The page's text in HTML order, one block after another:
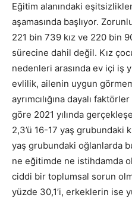
Eğitim alanındaki
aşamasında başlıyor.
221 bin 739 kız ve 220 bin
sürecine dahil değil. Kız
nedenleri arasında ev içi iş
evlilik, ailenin uygun
ayrımcılığına dayalı
göre 2021 yılında
2,3’ü 16-17 yaş grubundaki
yaş grubundaki oğlanlarda
ne eğitimde ne istihdamda
ciddi bir toplumsal sorun
yüzde 30,1’i, erkeklerin ise